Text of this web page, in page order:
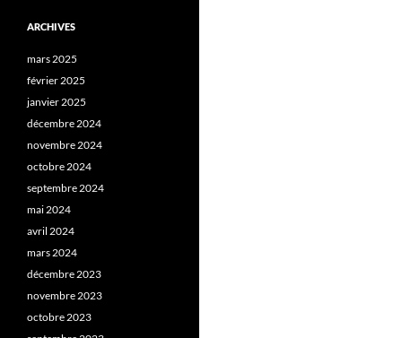
ARCHIVES
mars 2025
février 2025
janvier 2025
décembre 2024
novembre 2024
octobre 2024
septembre 2024
mai 2024
avril 2024
mars 2024
décembre 2023
novembre 2023
octobre 2023